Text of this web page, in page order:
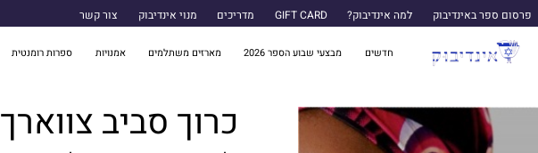
פרסום ספר באינדיבוק למה אינדיבוק? GIFT CARD מדריכים מנוי אינדיבוק צור קשר
חדשים מבצעי שבוע הספר 2026 מארזים משתלמים אמנויות ספרות רומנטית
כרוך סביב צווארך